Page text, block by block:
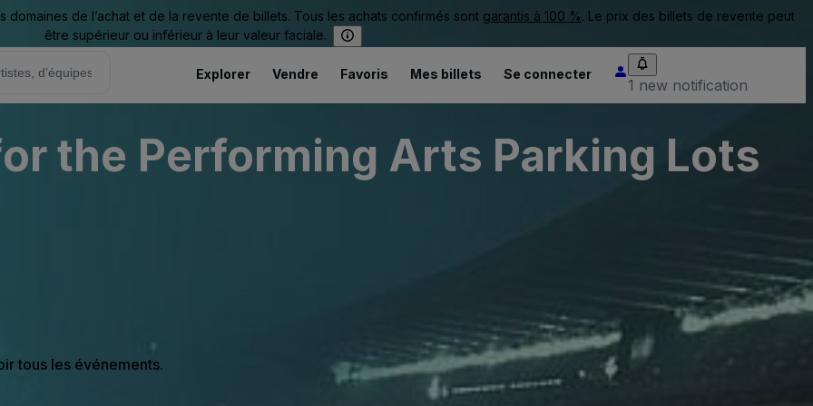
de l’achat et de la revente de billets. Tous les achats confirmés sont garantis à 100 %. Le prix des billets de revente peut
être supérieur ou inférieur à leur valeur faciale.
Explorer Vendre Favoris Mes billets Se connecter
1 new notification
the Performing Arts Parking Lots
tous les événements.